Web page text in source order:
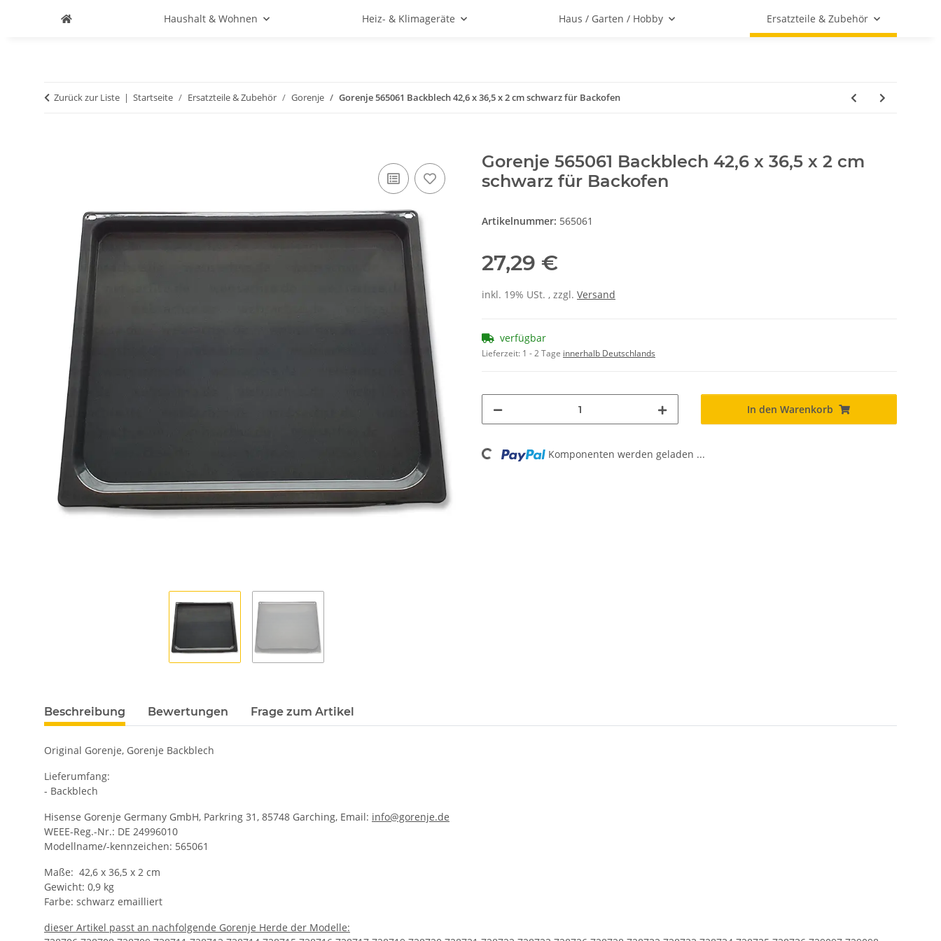
Haushalt & Wohnen Heiz- & Klimageräte Haus / Garten / Hobby Ersatzteile & Zubehör
Zurück zur Liste Startseite Ersatzteile & Zubehör Gorenje Gorenje 565061 Backblech 42,6 x 36,5 x 2 cm schwarz für Backofen
Gorenje 565061 Backblech 42,6 x 36,5 x 2 cm
schwarz für Backofen
Artikelnummer: 565061
27,29 €
inkl. 19% USt. , zzgl. Versand
verfügbar
Lieferzeit: 1 - 2 Tage innerhalb Deutschlands
In den Warenkorb
Loading... Komponenten werden geladen ...
Beschreibung Bewertungen Frage zum Artikel
Original Gorenje, Gorenje Backblech
Lieferumfang:
- Backblech
Hisense Gorenje Germany GmbH, Parkring 31, 85748 Garching, Email: info@gorenje.de
WEEE-Reg.-Nr.: DE 24996010
Modellname/-kennzeichen: 565061
Maße: 42,6 x 36,5 x 2 cm
Gewicht: 0,9 kg
Farbe: schwarz emailliert
dieser Artikel passt an nachfolgende Gorenje Herde der Modelle: